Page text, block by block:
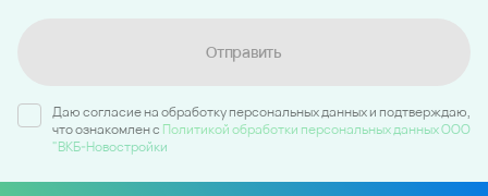
Отправить
Даю согласие на обработку персональных данных и подтверждаю,
что ознакомлен c Политикой обработки персональных данных ООО
"ВКБ-Новостройки